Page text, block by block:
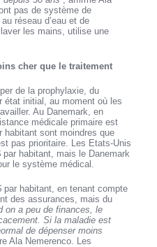
pas de système de
réseau d’eau et de
les mains, utilise une
cher que le traitement
de la prophylaxie, du
état initial, au moment où les
Au Danemark, en
médicale primaire est
habitant sont moindres que
pas prioritaire. Les Etats-Unis
habitant, mais le Danemark
le système médical.
habitant, en tenant compte
des assurances, mais du
on a peu de finances, le
Si la maladie est
de dépenser moins
Ala Nemerenco. Les